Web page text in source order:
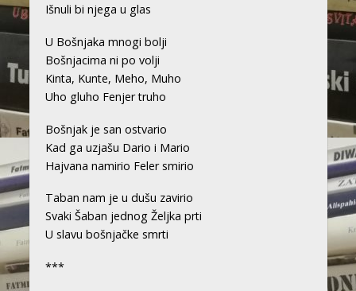
Išnuli bi njega u glas
U Bošnjaka mnogi bolji
Bošnjacima ni po volji
Kinta, Kunte, Meho, Muho
Uho gluho Fenjer truho
Bošnjak je san ostvario
Kad ga uzjašu Dario i Mario
Hajvana namirio Feler smirio
Taban nam je u dušu zavirio
Svaki Šaban jednog Željka prti
U slavu bošnjačke smrti
***